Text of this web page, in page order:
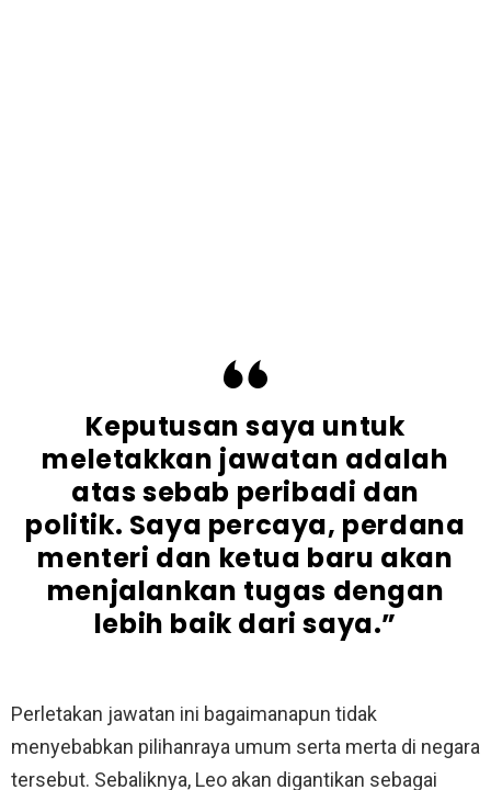
Keputusan saya untuk
meletakkan jawatan adalah
atas sebab peribadi dan
politik. Saya percaya, perdana
menteri dan ketua baru akan
menjalankan tugas dengan
lebih baik dari saya.”
Perletakan jawatan ini bagaimanapun tidak
menyebabkan pilihanraya umum serta merta di negara
tersebut. Sebaliknya, Leo akan digantikan sebagai